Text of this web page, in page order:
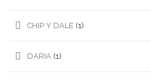
CHIP Y DALE (1)
DARIA (1)